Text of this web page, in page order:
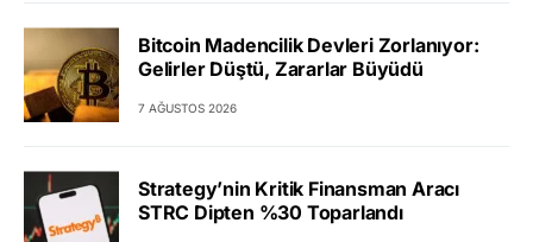
Bitcoin Madencilik Devleri Zorlanıyor:
Gelirler Düştü, Zararlar Büyüdü
7 AĞUSTOS 2026
Strategy’nin Kritik Finansman Aracı
STRC Dipten %30 Toparlandı